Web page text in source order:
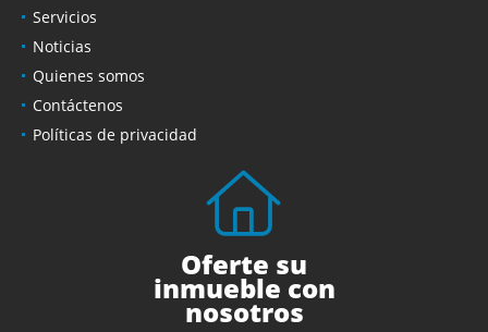
Servicios
Noticias
Quienes somos
Contáctenos
Políticas de privacidad
Oferte su
inmueble con
nosotros